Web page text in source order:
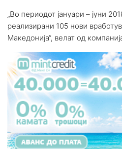
„Во периодот јануари – јуни
реализирани 105 нови
Македонија“, велат од